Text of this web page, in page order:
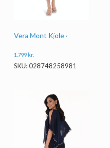
Vera Mont Kjole ·
1.799kr.
SKU: 028748258981